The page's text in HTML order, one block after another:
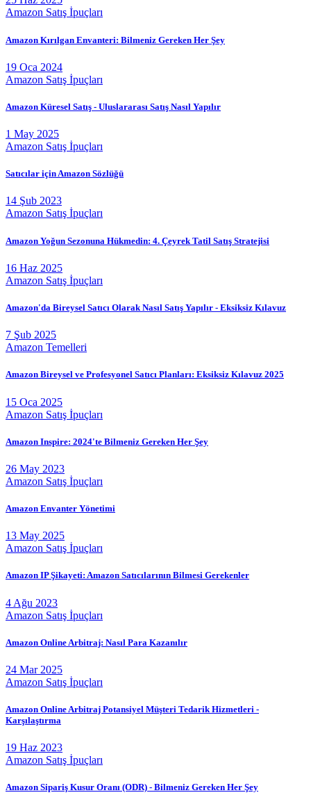
Amazon Satış İpuçları
Amazon Kırılgan Envanteri: Bilmeniz Gereken Her Şey
19 Oca 2024
Amazon Satış İpuçları
Amazon Küresel Satış - Uluslararası Satış Nasıl Yapılır
1 May 2025
Amazon Satış İpuçları
Satıcılar için Amazon Sözlüğü
14 Şub 2023
Amazon Satış İpuçları
Amazon Yoğun Sezonuna Hükmedin: 4. Çeyrek Tatil Satış Stratejisi
16 Haz 2025
Amazon Satış İpuçları
Amazon'da Bireysel Satıcı Olarak Nasıl Satış Yapılır - Eksiksiz Kılavuz
7 Şub 2025
Amazon Temelleri
Amazon Bireysel ve Profesyonel Satıcı Planları: Eksiksiz Kılavuz 2025
15 Oca 2025
Amazon Satış İpuçları
Amazon Inspire: 2024'te Bilmeniz Gereken Her Şey
26 May 2023
Amazon Satış İpuçları
Amazon Envanter Yönetimi
13 May 2025
Amazon Satış İpuçları
Amazon IP Şikayeti: Amazon Satıcılarının Bilmesi Gerekenler
4 Ağu 2023
Amazon Satış İpuçları
Amazon Online Arbitraj: Nasıl Para Kazanılır
24 Mar 2025
Amazon Satış İpuçları
Amazon Online Arbitraj Potansiyel Müşteri Tedarik Hizmetleri -
Karşılaştırma
19 Haz 2023
Amazon Satış İpuçları
Amazon Sipariş Kusur Oranı (ODR) - Bilmeniz Gereken Her Şey